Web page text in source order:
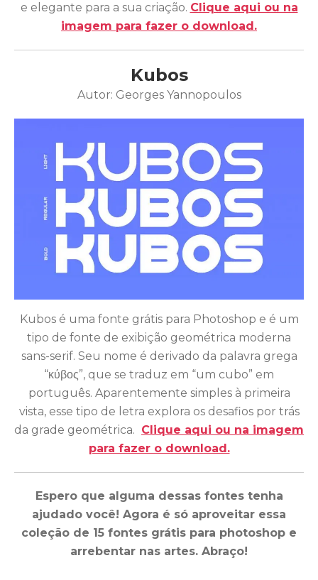
e elegante para a sua criação. Clique aqui ou na
imagem para fazer o download.
Kubos
Autor: Georges Yannopoulos
Kubos é uma fonte grátis para Photoshop e é um
tipo de fonte de exibição geométrica moderna
sans-serif. Seu nome é derivado da palavra grega
“κύβος”, que se traduz em “um cubo” em
português. Aparentemente simples à primeira
vista, esse tipo de letra explora os desafios por trás
da grade geométrica. Clique aqui ou na imagem
para fazer o download.
Espero que alguma dessas fontes tenha
ajudado você! Agora é só aproveitar essa
coleção de 15 fontes grátis para photoshop e
arrebentar nas artes. Abraço!